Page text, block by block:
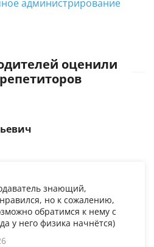
администрирование
оценили
знающий,
но к сожалению,
обратимся к нему с
у него физика начнётся)